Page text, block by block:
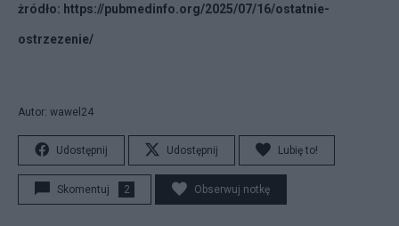
żródło: https://pubmedinfo.org/2025/07/16/ostatnie-
ostrzezenie/
Autor: wawel24
Udostępnij Udostępnij Lubię to!
Skomentuj 2 Obserwuj notkę